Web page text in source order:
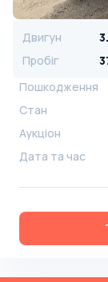
Двигун
Пробіг
Пошкодження
Стан
Аукціон
Дата та час